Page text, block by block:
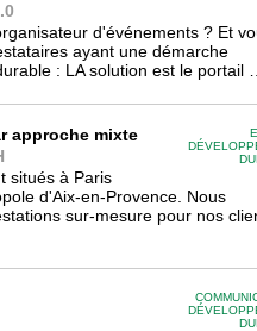
d'événements ? Et
ayant une démarche
: LA solution est le portail
approche mixte
situés à Paris
d'Aix-en-Provence. Nous
sur-mesure pour nos